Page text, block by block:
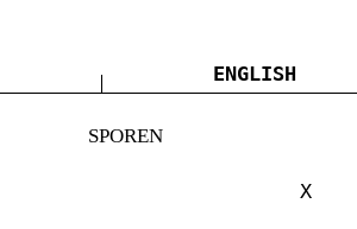
ENGLISH
SPOREN
X